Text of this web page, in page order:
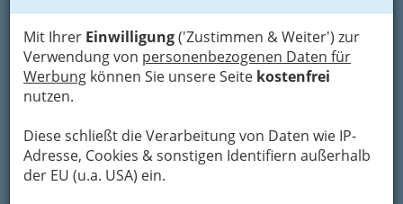
Mit Ihrer Einwilligung('Zustimmen & Weiter') zur
Verwendung von personenbezogenen Daten für
Werbung können Sie unsere Seite kostenfrei
nutzen.
Diese schließt die Verarbeitung von Daten wie IP-
Adresse, Cookies & sonstigen Identifiern außerhalb
der EU (u.a. USA) ein.
Karte
Adresse mit Google Maps anschauen